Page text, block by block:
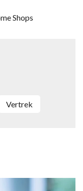
Shops
Vertrek